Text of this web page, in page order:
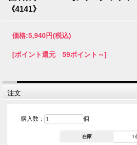
《4141》
価格:5,940円(税込)
[ポイント還元 59ポイント～]
注文
購入数： 個
在庫 1